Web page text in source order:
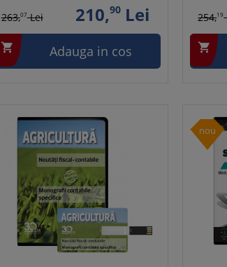
263,07Lei 210,90 Lei
 Adauga in cos
254,19

nou